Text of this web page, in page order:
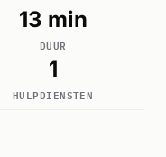
13 min
DUUR
1
HULPDIENSTEN